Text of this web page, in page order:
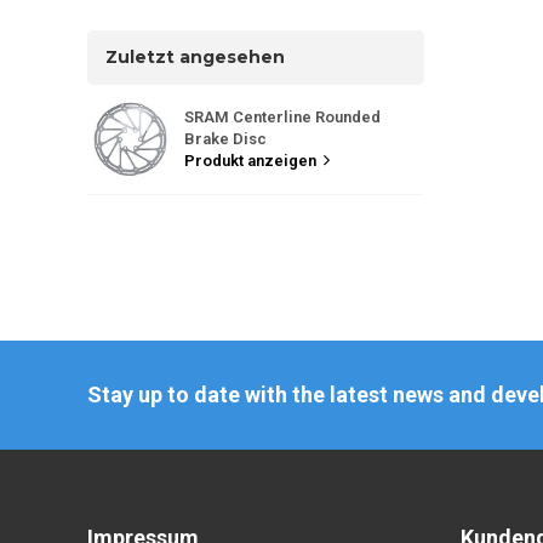
Zuletzt angesehen
SRAM Centerline Rounded
Brake Disc
Produkt anzeigen
Stay up to date with the latest news and
Impressum